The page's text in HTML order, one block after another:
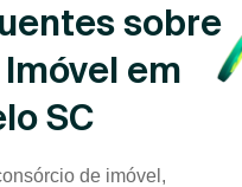
sobre
em
SC
de imóvel,